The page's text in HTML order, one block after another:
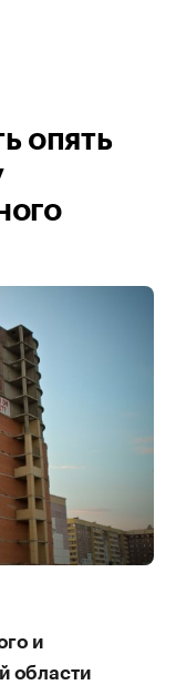
опять
и
области